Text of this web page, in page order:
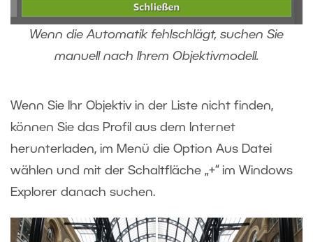
Wenn die Automatik fehlschlägt, suchen Sie
manuell nach Ihrem Objektivmodell.
Wenn Sie Ihr Objektiv in der Liste nicht finden,
können Sie das Profil aus dem Internet
herunterladen, im Menü die Option Aus Datei
wählen und mit der Schaltfläche „+“ im Windows
Explorer danach suchen.